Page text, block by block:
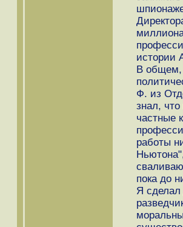
истории
В общем,
Ф. из
знал,
частные
работы
пока до
Я сделал